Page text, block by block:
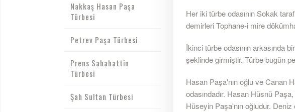
Nakkaş Hasan Paşa
Türbesi
Petrev Paşa Türbesi
Prens Sabahattin
Türbesi
Şah Sultan Türbesi
Her iki türbe odasının Sokak
demirleri Tophane-i mire
İkinci türbe odasının arkasında
şeklinde girmiştir. Türbe bugün
Hasan Paşa'nın oğlu ve Canan
odasındadır. Hasan Hüsnü
Hüseyin Paşa'nın oğludur.